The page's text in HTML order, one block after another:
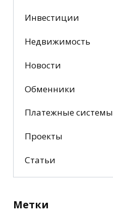
Инвестиции
Недвижимость
Новости
Обменники
Платежные системы
Проекты
Статьи
Метки